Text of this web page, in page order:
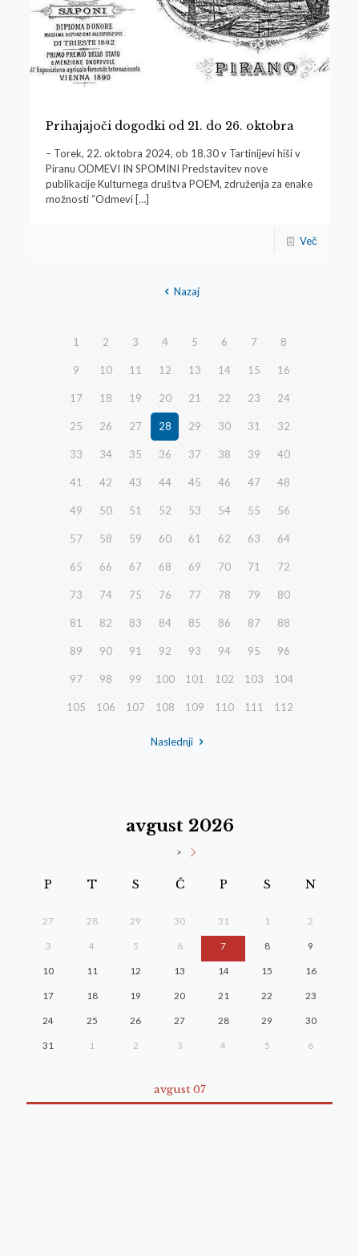
Prihajajoči dogodki od 21. do 26. oktobra
– Torek, 22. oktobra 2024, ob 18.30 v Tartinijevi hiši v
Piranu ODMEVI IN SPOMINI Predstavitev nove
publikacije Kulturnega društva POEM, združenja za enake
možnosti “Odmevi[…]
Več
Nazaj
1 2 3 4 5 6 7 8
9 10 11 12 13 14 15 16
17 18 19 20 21 22 23 24
25 26 27 28 29 30 31 32
33 34 35 36 37 38 39 40
41 42 43 44 45 46 47 48
49 50 51 52 53 54 55 56
57 58 59 60 61 62 63 64
65 66 67 68 69 70 71 72
73 74 75 76 77 78 79 80
81 82 83 84 85 86 87 88
89 90 91 92 93 94 95 96
97 98 99 100 101 102 103 104
105 106 107 108 109 110 111 112
Naslednji
avgust 2026
>
P T S Č P S N
27 28 29 30 31 1 2
3 4 5 6 7 8 9
10 11 12 13 14 15 16
17 18 19 20 21 22 23
24 25 26 27 28 29 30
31 1 2 3 4 5 6
avgust 07